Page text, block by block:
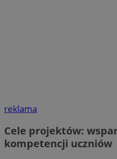
reklama
Cele projektów:
kompetencji uczniów